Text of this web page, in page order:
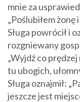
mnie za
„Poślubiłem żonę
Sługa powrócił i
rozgniewany
„Wyjdź co
tu ubogich,
Sługa oznajmił:
jeszcze jest